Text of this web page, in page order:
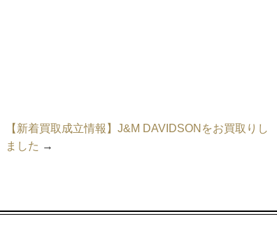
【新着買取成立情報】J&M DAVIDSONをお買取りし
ました →